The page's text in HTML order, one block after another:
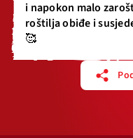
i napokon malo
roštilja obiđe i
🥰